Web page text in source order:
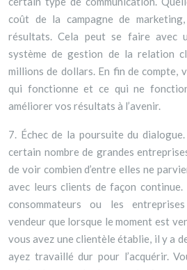
coût de la campagne de
résultats. Cela peut se faire avec
système de gestion de la relation
millions de dollars. En fin de compte,
qui fonctionne et ce qui ne
améliorer vos résultats à l’avenir.
7. Échec de la poursuite du
certain nombre de grandes
de voir combien d’entre elles ne
avec leurs clients de façon
consommateurs ou les
vendeur que lorsque le moment est
vous avez une clientèle établie, il y a
ayez travaillé dur pour l’acquérir.